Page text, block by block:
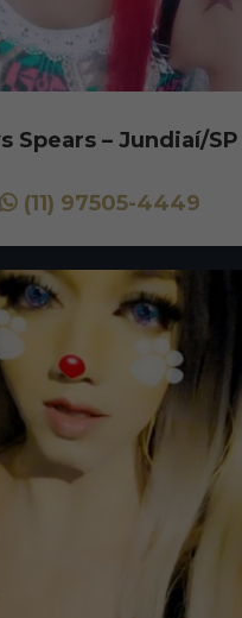
Spears – Jundiaí/SP
(11) 97505-4449